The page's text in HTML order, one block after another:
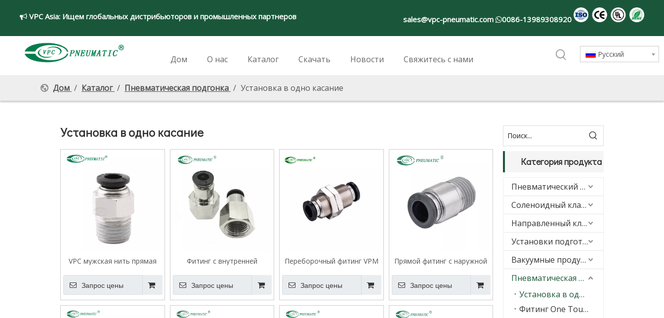
 VPC Asia: Ищем глобальных дистрибьюторов и промышленных партнеров sales@vpc-pneumatic.com 0086-13989308920
Дом О нас Каталог Скачать Новости Свяжитесь с нами Pусский
Дом / Каталог / Пневматическая подгонка / Установка в одно касание
Установка в одно касание
VPC мужская нить прямая
Запрос цены
Фитинг с внутренней
Запрос цены
Переборочный фитинг VPM
Запрос цены
Прямой фитинг с наружной
Запрос цены
Категория продукта
Пневматический цилиндр
Соленоидный клапан
Направленный клапан
Установки подготовки воздуха (FRL)
Вакуумные продукты
Пневматическая подгонка
Установка в одно касание
Фитинг One Touch-in с уплотнительным кольцом